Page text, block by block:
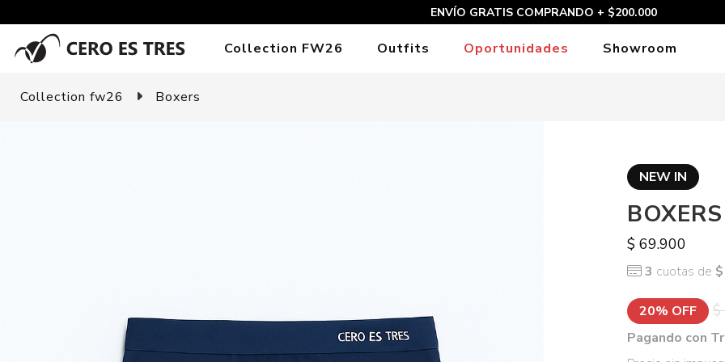
ENVÍO GRATIS COMPRANDO + $200.000
Collection FW26 Outfits Oportunidades Showroom
Collection fw26 Boxers
NEW IN
$ 69.900
3 cuotas de
20% OFF $
Pagando con